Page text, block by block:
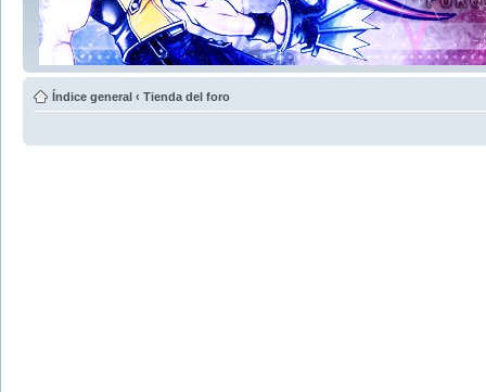
Índice general ‹ Tienda del foro